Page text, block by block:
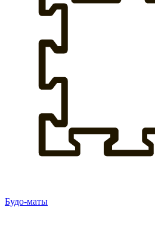
Будо-маты